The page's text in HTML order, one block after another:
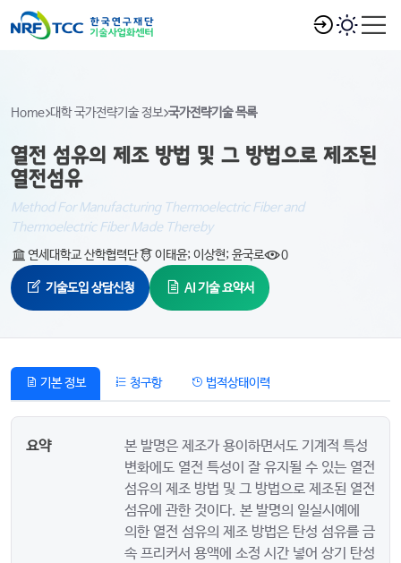
Home 대학 국가전략기술 정보 국가전략기술 목록
열전 섬유의 제조 방법 및 그 방법으로 제조된
열전섬유
Method For Manufacturing Thermoelectric Fiber and
Thermoelectric Fiber Made Thereby
연세대학교 산학협력단
이태윤; 이상현; 윤국로 0
기술도입 상담신청 AI 기술 요약서
기본 정보 청구항 법적상태이력
요약
본 발명은 제조가 용이하면서도 기계적 특성
변화에도 열전 특성이 잘 유지될 수 있는 열전
섬유의 제조 방법 및 그 방법으로 제조된 열전
섬유에 관한 것이다. 본 발명의 일실시예에
의한 열전 섬유의 제조 방법은 탄성 섬유를 금
속 프리커서 용액에 소정 시간 넣어 상기 탄성